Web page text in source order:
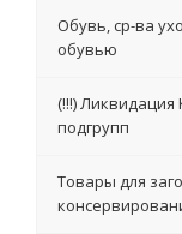
Обувь, ср-ва
обувью
(!!!) Ликвидация
подгрупп
Товары для